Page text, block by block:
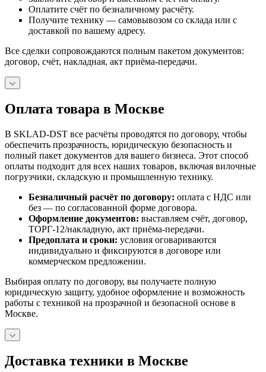
Оплатите счёт по безналичному расчёту.
Получите технику — самовывозом со склада или с
доставкой по вашему адресу.
Все сделки сопровождаются полным пакетом документов:
договор, счёт, накладная, акт приёма-передачи.
Оплата товара в Москве
В SKLAD-DST все расчёты проводятся по договору, чтобы
обеспечить прозрачность, юридическую безопасность и
полный пакет документов для вашего бизнеса. Этот способ
оплаты подходит для всех наших товаров, включая вилочные
погрузчики, складскую и промышленную технику.
Безналичный расчёт по договору: оплата с НДС или
без — по согласованной форме договора.
Оформление документов: выставляем счёт, договор,
ТОРГ-12/накладную, акт приёма-передачи.
Предоплата и сроки: условия оговариваются
индивидуально и фиксируются в договоре или
коммерческом предложении.
Выбирая оплату по договору, вы получаете полную
юридическую защиту, удобное оформление и возможность
работы с техникой на прозрачной и безопасной основе в
Москве.
Доставка техники в Москве